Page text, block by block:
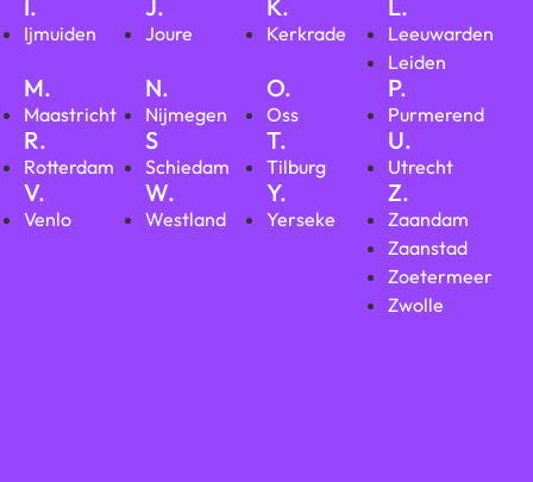
I.
Ijmuiden
J.
Joure
K.
Kerkrade
L.
Leeuwarden
Leiden
M.
Maastricht
N.
Nijmegen
O.
Oss
P.
Purmerend
R.
Rotterdam
S
Schiedam
T.
Tilburg
U.
Utrecht
V.
Venlo
W.
Westland
Y.
Yerseke
Z.
Zaandam
Zaanstad
Zoetermeer
Zwolle